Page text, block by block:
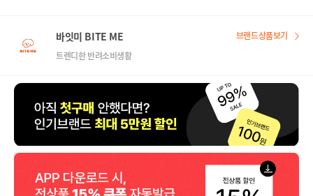
바잇미 BITE ME
트렌디한 반려소비생활
브랜드상품보기